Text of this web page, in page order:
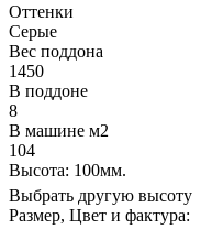
Оттенки
Серые
Вес поддона
1450
В поддоне
8
В машине м2
104
Высота: 100мм.
Выбрать другую высоту
Размер, Цвет и фактура: